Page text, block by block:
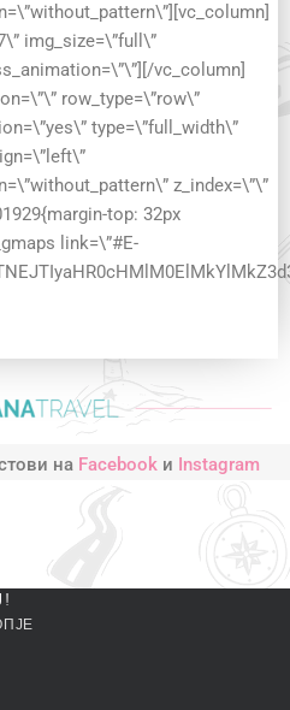
img_size=\”full\”
vc_column]
row_type=\”row\”
type=\”full_width\”
z_index=\”\”
top: 32px
link=\”#E-
на Facebook и Instagram